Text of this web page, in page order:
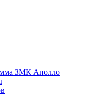
ЗМК Аполло